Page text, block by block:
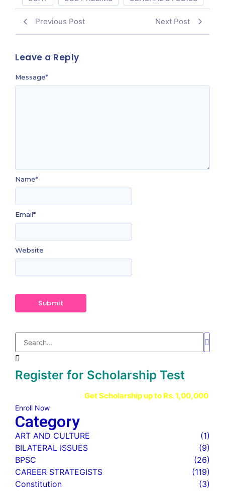
Previous Post Next Post
Leave a Reply
Message*
Name*
Email*
Website
Register for Scholarship Test
Get Scholarship up to Rs. 1,00,000
Enroll Now
Category
ART AND CULTURE
(1)
BILATERAL ISSUES
(9)
BPSC
(26)
CAREER STRATEGISTS
(119)
Constitution
(3)